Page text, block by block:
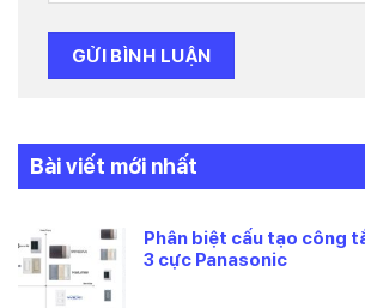
Bài viết mới nhất
Phân biệt cấu tạo công
3 cực Panasonic